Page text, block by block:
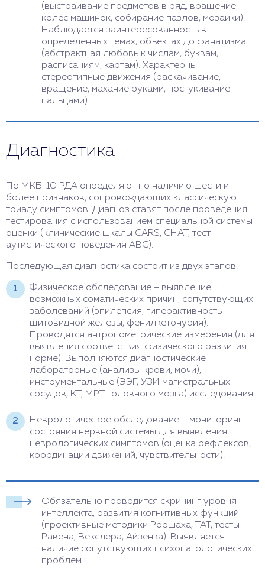
(выстраивание предметов в ряд, вращение
колес машинок, собирание пазлов, мозаики).
Наблюдается заинтересованность в
определенных темах, объектах до фанатизма
(абстрактная любовь к числам, буквам,
расписаниям, картам). Характерны
стереотипные движения (раскачивание,
вращение, махание руками, постукивание
пальцами).
Диагностика
По МКБ-10 РДА определяют по наличию шести и
более признаков, сопровождающих классическую
триаду симптомов. Диагноз ставят после проведения
тестирования с использованием специальной системы
оценки (клинические шкалы CARS, CHAT, тест
аутистического поведения ABC).
Последующая диагностика состоит из двух этапов:
Физическое обследование – выявление
возможных соматических причин, сопутствующих
заболеваний (эпилепсия, гиперактивность
щитовидной железы, фенилкетонурия).
Проводятся антропометрические измерения (для
выявления соответствия физического развития
норме). Выполняются диагностические
лабораторные (анализы крови, мочи),
инструментальные (ЭЭГ, УЗИ магистральных
сосудов, КТ, МРТ головного мозга) исследования.
Неврологическое обследование – мониторинг
состояния нервной системы для выявления
неврологических симптомов (оценка рефлексов,
координации движений, чувствительности).
Обязательно проводится скрининг уровня
интеллекта, развития когнитивных функций
(проективные методики Роршаха, ТАТ, тесты
Равена, Векслера, Айзенка). Выявляется
наличие сопутствующих психопатологических
проблем.